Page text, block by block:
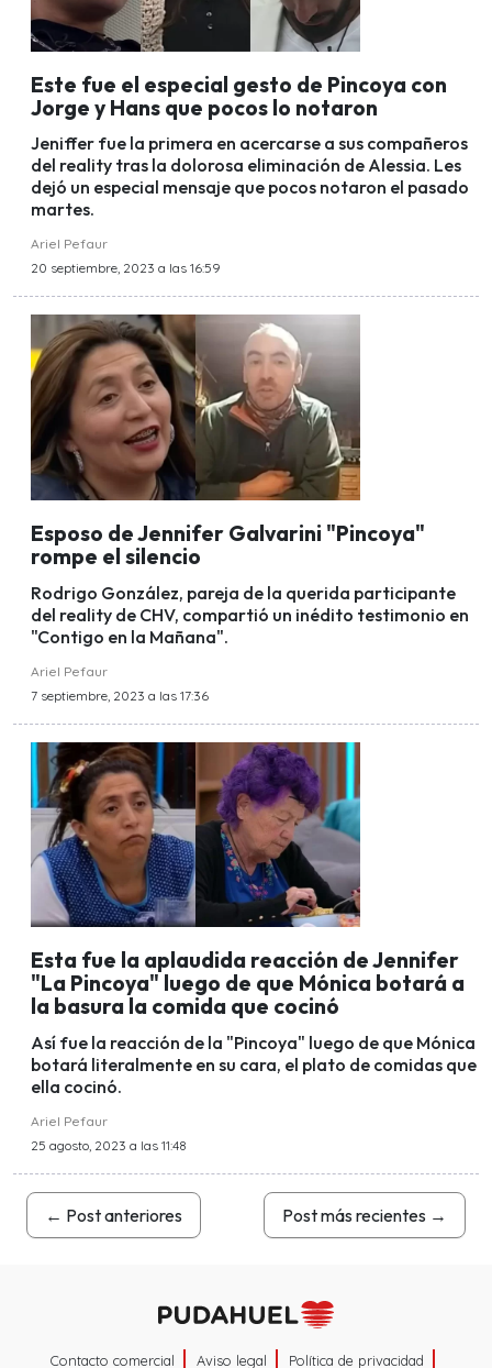
Este fue el especial gesto de Pincoya con
Jorge y Hans que pocos lo notaron
Jeniffer fue la primera en acercarse a sus compañeros
del reality tras la dolorosa eliminación de Alessia. Les
dejó un especial mensaje que pocos notaron el pasado
martes.
Ariel Pefaur
20 septiembre, 2023 a las 16:59
Esposo de Jennifer Galvarini "Pincoya"
rompe el silencio
Rodrigo González, pareja de la querida participante
del reality de CHV, compartió un inédito testimonio en
"Contigo en la Mañana".
Ariel Pefaur
7 septiembre, 2023 a las 17:36
Esta fue la aplaudida reacción de Jennifer
"La Pincoya" luego de que Mónica botará a
la basura la comida que cocinó
Así fue la reacción de la "Pincoya" luego de que Mónica
botará literalmente en su cara, el plato de comidas que
ella cocinó.
Ariel Pefaur
25 agosto, 2023 a las 11:48
← Post anteriores Post más recientes →
Contacto comercial Aviso legal Política de privacidad